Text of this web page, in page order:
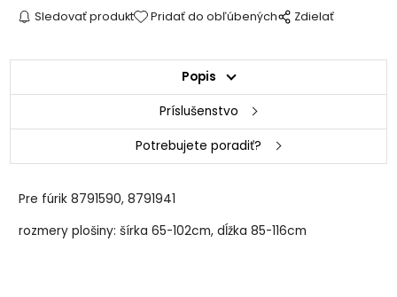
Sledovať produkt Pridať do obľúbených Zdielať
Popis
Príslušenstvo
Potrebujete poradiť?
Pre fúrik 8791590, 8791941
rozmery plošiny: šírka 65-102cm, dĺžka 85-116cm